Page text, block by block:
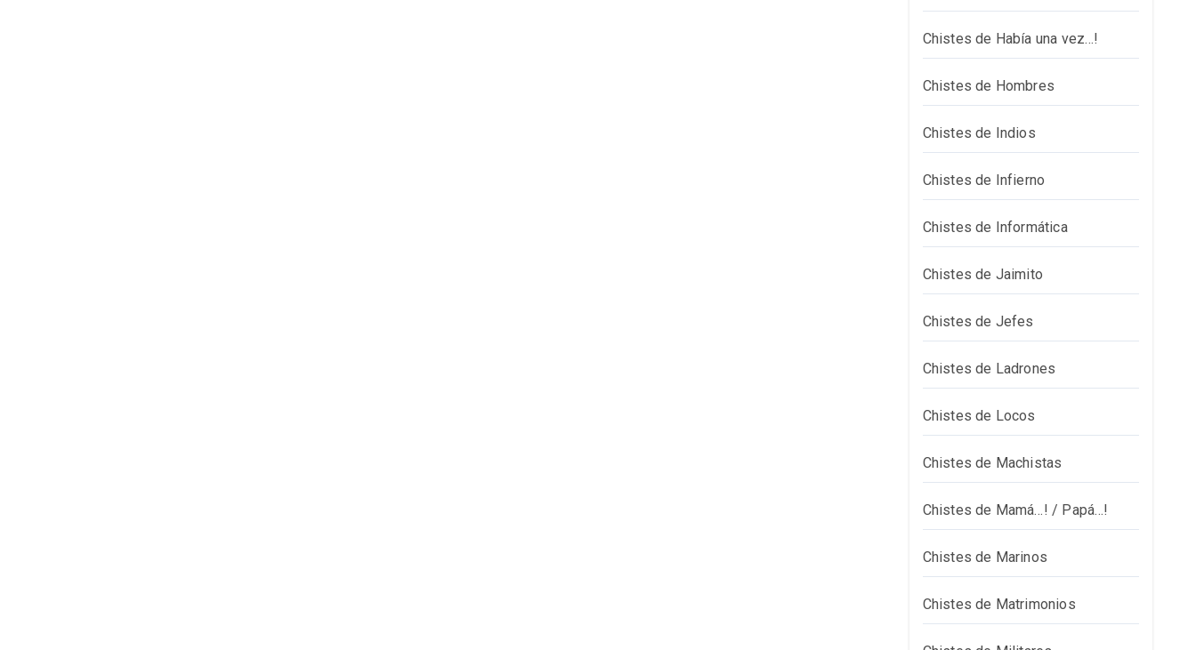
Chistes de Había una vez…!
Chistes de Hombres
Chistes de Indios
Chistes de Infierno
Chistes de Informática
Chistes de Jaimito
Chistes de Jefes
Chistes de Ladrones
Chistes de Locos
Chistes de Machistas
Chistes de Mamá…! / Papá…!
Chistes de Marinos
Chistes de Matrimonios